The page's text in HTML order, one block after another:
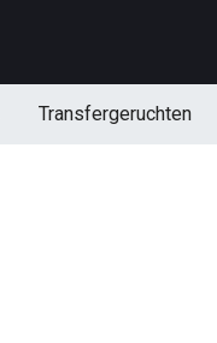
Transfergeruchten